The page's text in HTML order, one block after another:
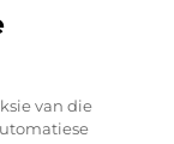
van die